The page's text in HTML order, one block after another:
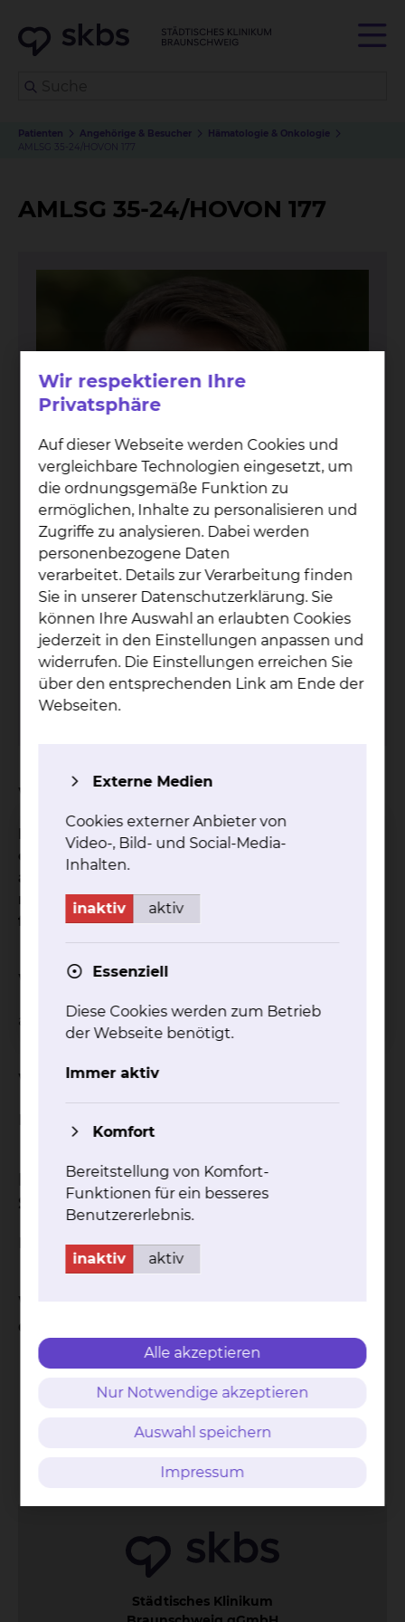
Patienten Angehörige & Besucher
Hämatologie & Onkologie
AMLSG 35-24/HOVON 177
AMLSG 35-24/HOVON 177
Dr. Chris­toph Schü­ne­mann
Celler Straße 38, 38114 Braunschweig
Tel.:+49 531 595 3224
Worum geht es bei der Studie?
Randomized study to assess revumenib in
combination with azacitidine + venetoclax in
adult patients with newly diagnosed
mutated orKMT2A-rearranged AML ineligible
for intensive chemotherapy
Wie ist der Status der Studie?
aktiv
Welche Studienform wurde gewählt?
In welcher Phase befindet sich die
Studie?
Phase III Studie
Was sind die wichtigsten Merkmale
der Studie?
doppelblind
placebokontrolliert
Bildnachweise
Entgelttransparenz
Städtisches Klinikum
Wir respektieren Ihre
Privatsphäre
Auf dieser Webseite werden Cookies und
vergleichbare Technologien eingesetzt, um
die ordnungsgemäße Funktion zu
ermöglichen, Inhalte zu personalisieren und
Zugriffe zu analysieren. Dabei werden
personenbezogene Daten
verarbeitet. Details zur Verarbeitung finden
Sie in unserer Datenschutzerklärung. Sie
können Ihre Auswahl an erlaubten Cookies
jederzeit in den Einstellungen anpassen und
widerrufen. Die Einstellungen erreichen Sie
über den entsprechenden Link am Ende der
Webseiten.
Externe Medien
Cookies externer Anbieter von
Video-, Bild- und Social-Media-
Inhalten.
inaktiv aktiv
Essenziell
Diese Cookies werden zum Betrieb
der Webseite benötigt.
Immer aktiv
Komfort
Bereitstellung von Komfort-
Funktionen für ein besseres
Benutzererlebnis.
inaktiv aktiv
Alle akzeptieren
Nur Notwendige akzeptieren
Auswahl speichern
Impressum